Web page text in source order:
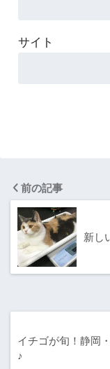
サイト
前の記事
新し
イチゴが旬！静岡
♪